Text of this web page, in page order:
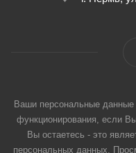
Ваши персональные данные
функционирования, если
Вы остаетесь - это
персональных данных.